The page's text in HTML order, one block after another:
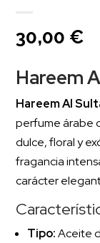
30,00 €
Hareem
Hareem Al
perfume árabe
dulce, floral y
fragancia
carácter
Tipo:Aceite